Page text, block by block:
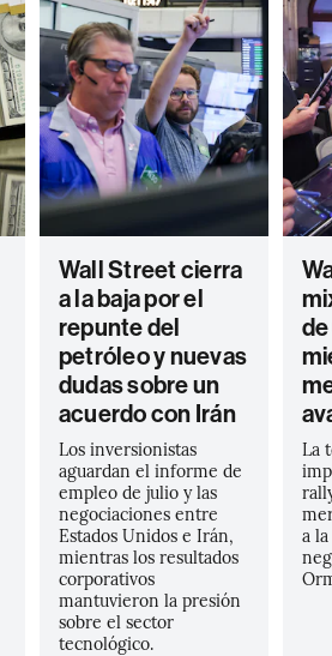
Wall Street cierra
a la baja por el
repunte del
petróleo y nuevas
dudas sobre un
acuerdo con Irán
Los inversionistas
aguardan el informe de
empleo de julio y las
negociaciones entre
Estados Unidos e Irán,
mientras los resultados
corporativos
mantuvieron la presión
sobre el sector
tecnológico.
La
a